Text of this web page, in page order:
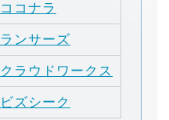
ココナラ
ランサーズ
クラウドワークス
ビズシーク